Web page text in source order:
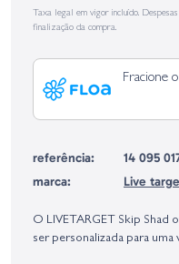
Taxa legal em vigor incluído.
finalização da compra.
Fracione
referência:
14 095
marca:
Live
Europeia, dos produtos da
Geral sobre a Segurança dos
O LIVETARGET Skip Shad
ser personalizada para